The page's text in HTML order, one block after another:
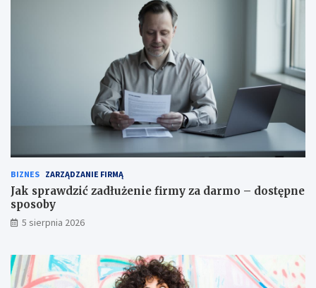
BIZNES ZARZĄDZANIE FIRMĄ
Jak sprawdzić zadłużenie firmy za darmo – dostępne
sposoby
5 sierpnia 2026